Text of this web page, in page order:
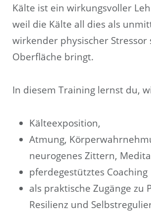
Kälte ist ein wirkungsvoller
weil die Kälte all dies als
wirkender physischer Stressor
Oberfläche bringt.
In diesem Training lernst du,
Kälteexposition,
Atmung,
neurogenes Zittern,
pferdegestütztes Coaching
als praktische Zugänge zu
Resilienz und